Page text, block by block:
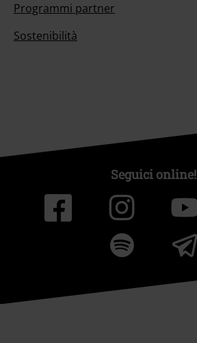
Programmi partner
Sostenibilità
Seguici online!